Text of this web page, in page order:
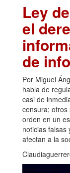
Ley
el
de
Por Miguel
habla de
casi de
censura; otros
orden en un
noticias falsas
afectan a la